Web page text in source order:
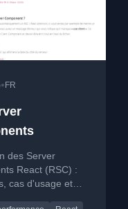
• FR
des Server
React (RSC) :
cas d'usage et